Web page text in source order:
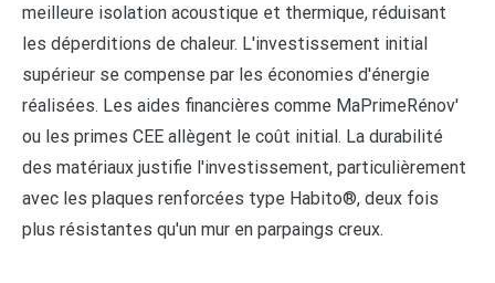
meilleure isolation acoustique et thermique, réduisant
les déperditions de chaleur. L'investissement initial
supérieur se compense par les économies d'énergie
réalisées. Les aides financières comme MaPrimeRénov'
ou les primes CEE allègent le coût initial. La durabilité
des matériaux justifie l'investissement, particulièrement
avec les plaques renforcées type Habito®, deux fois
plus résistantes qu'un mur en parpaings creux.